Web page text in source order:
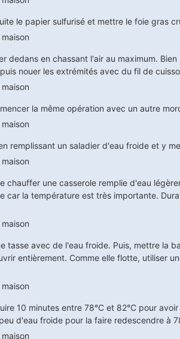
le papier sulfurisé et mettre le foie gras
dedans en chassant l'air au maximum.
nouer les extrémités avec du fil de
la même opération avec un autre
remplissant un saladier d'eau froide et y
chauffer une casserole remplie d'eau
car la température est très importante.
tasse avec de l'eau froide. Puis, mettre la
entièrement. Comme elle flotte, utiliser
10 minutes entre 78°C et 82°C pour
d'eau froide pour la faire redescendre à